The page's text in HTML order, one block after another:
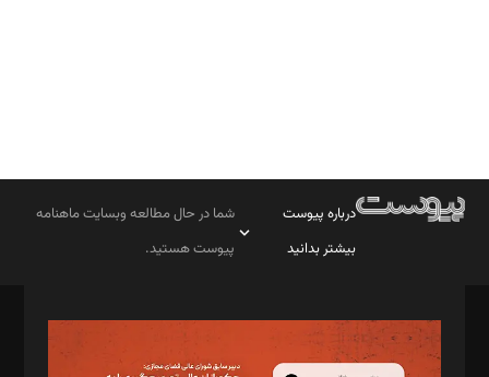
درباره پیوست
بیشتر بدانید
شما در حال مطالعه وبسایت ماهنامه
پیوست هستید.
مدیر مسئول: محمدباقر اثنی‌عشری
سردبیر: مهرک محمودی